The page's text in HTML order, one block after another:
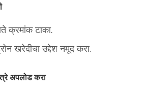
क्रमांक टाका.
खरेदीचा उद्देश नमूद करा.
अपलोड करा